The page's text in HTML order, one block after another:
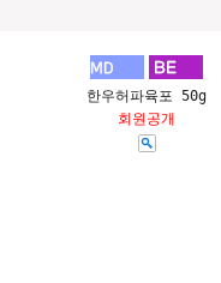
한우허파육포 50g
회원공개